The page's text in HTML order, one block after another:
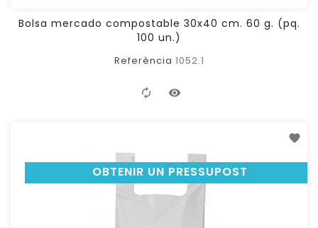
Bolsa mercado compostable 30x40 cm. 60 g. (pq.
100 un.)
Referència 1052.1
OBTENIR UN PRESSUPOST